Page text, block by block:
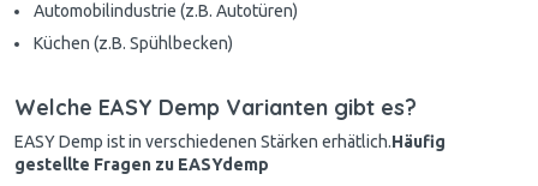
Automobilindustrie (z.B. Autotüren)
Küchen (z.B. Spühlbecken)
Welche EASY Demp Varianten gibt es?
EASY Demp ist in verschiedenen Stärken erhätlich.Häufig
gestellte Fragen zu EASYdemp